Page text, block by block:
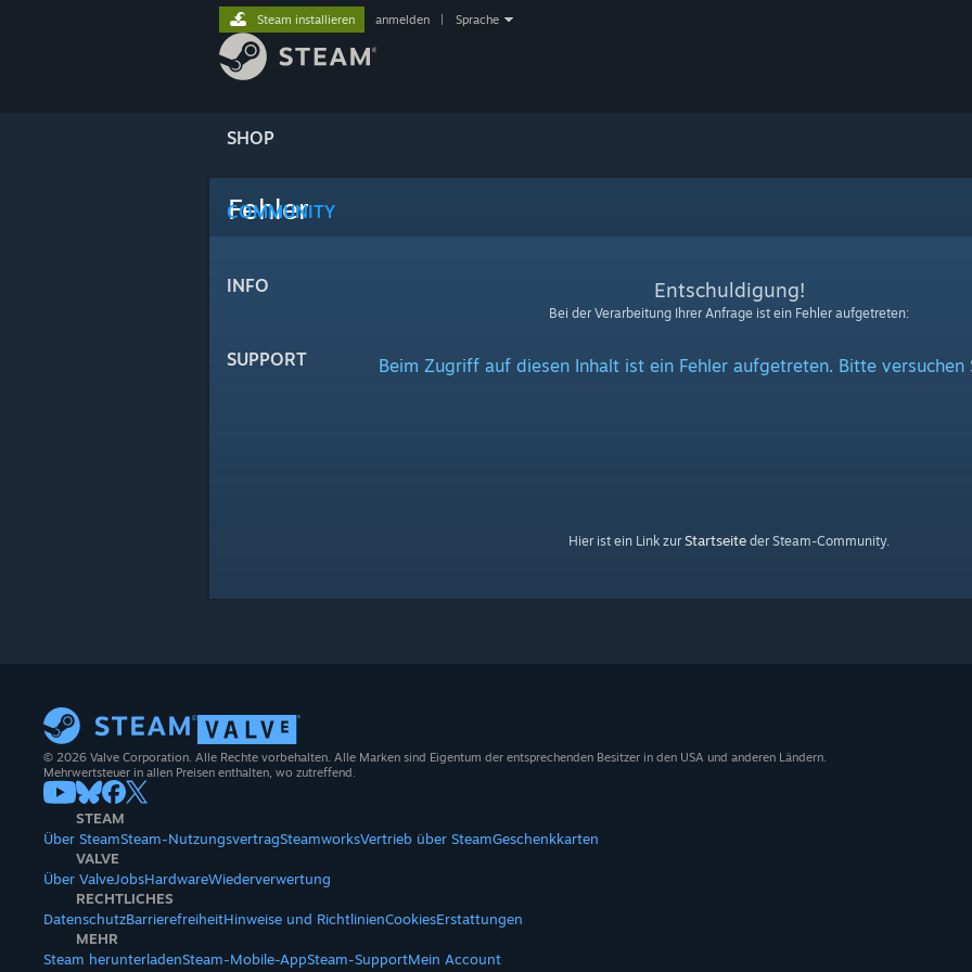
SHOP
COMMUNITY
INFO
SUPPORT
Steam installieren anmelden Sprache
Fehler
Entschuldigung!
Bei der Verarbeitung Ihrer Anfrage ist ein Fehler aufgetreten:
Beim Zugriff auf diesen Inhalt ist ein Fehler aufgetreten. Bitte versuchen
Hier ist ein Link zurStartseite der Steam-Community.
© 2026 Valve Corporation. Alle Rechte vorbehalten. Alle Marken sind Eigentum der entsprechenden Besitzer in den USA und anderen Ländern.
Mehrwertsteuer in allen Preisen enthalten, wo zutreffend.
STEAM
Über SteamSteam-NutzungsvertragSteamworksVertrieb über SteamGeschenkkarten
VALVE
Über ValveJobsHardwareWiederverwertung
RECHTLICHES
DatenschutzBarrierefreiheitHinweise und RichtlinienCookiesErstattungen
MEHR
Steam herunterladenSteam-Mobile-AppSteam-SupportMein Account